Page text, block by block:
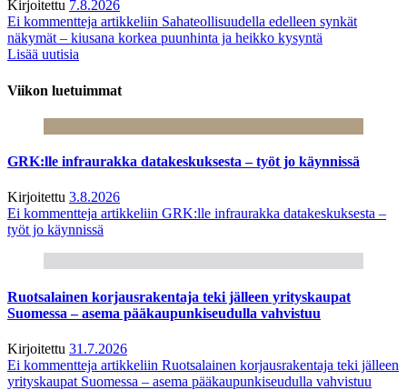
Kirjoitettu 7.8.2026
Ei kommentteja artikkeliin Sahateollisuudella edelleen synkät
näkymät – kiusana korkea puunhinta ja heikko kysyntä
Lisää uutisia
Viikon luetuimmat
GRK:lle infraurakka datakeskuksesta – työt jo käynnissä
Kirjoitettu 3.8.2026
Ei kommentteja artikkeliin GRK:lle infraurakka datakeskuksesta –
työt jo käynnissä
Ruotsalainen korjausrakentaja teki jälleen yrityskaupat
Suomessa – asema pääkaupunkiseudulla vahvistuu
Kirjoitettu 31.7.2026
Ei kommentteja artikkeliin Ruotsalainen korjausrakentaja teki jälleen
yrityskaupat Suomessa – asema pääkaupunkiseudulla vahvistuu